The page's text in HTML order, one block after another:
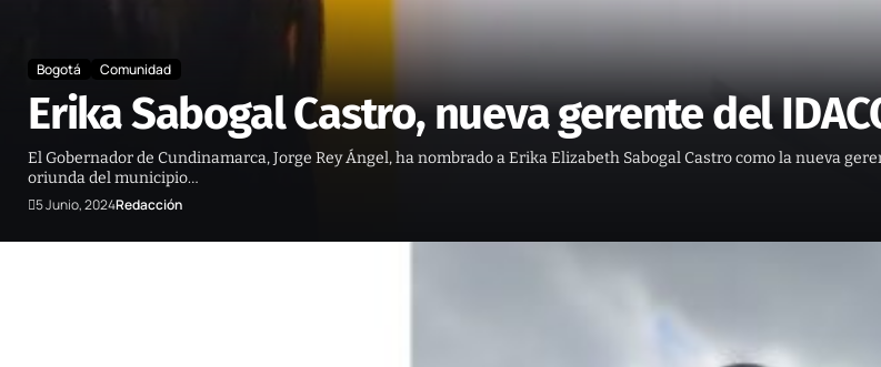
Bogotá Comunidad
Erika Sabogal Castro, nueva gerente del
El Gobernador de Cundinamarca, Jorge Rey Ángel, ha nombrado a Erika Elizabeth Sabogal Castro como la nueva
oriunda del municipio…
5 Junio, 2024Redacción